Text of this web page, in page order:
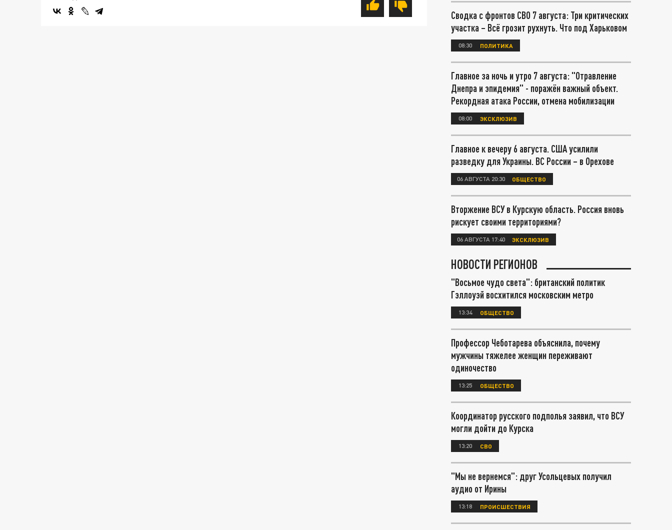
Сводка с фронтов СВО 7 августа: Три критических
участка – Всё грозит рухнуть. Что под Харьковом
08:30 ПОЛИТИКА
Главное за ночь и утро 7 августа: "Отравление
Днепра и эпидемия" - поражён важный объект.
Рекордная атака России, отмена мобилизации
08:00 ЭКСКЛЮЗИВ
Главное к вечеру 6 августа. США усилили
разведку для Украины. ВС России – в Орехове
06 АВГУСТА 20:30 ОБЩЕСТВО
Вторжение ВСУ в Курскую область. Россия вновь
рискует своими территориями?
06 АВГУСТА 17:40 ЭКСКЛЮЗИВ
НОВОСТИ РЕГИОНОВ
"Восьмое чудо света": британский политик
Гэллоуэй восхитился московским метро
13:34 ОБЩЕСТВО
Профессор Чеботарева объяснила, почему
мужчины тяжелее женщин переживают
одиночество
13:25 ОБЩЕСТВО
Координатор русского подполья заявил, что ВСУ
могли дойти до Курска
13:20 СВО
"Мы не вернемся": друг Усольцевых получил
аудио от Ирины
13:18 ПРОИСШЕСТВИЯ